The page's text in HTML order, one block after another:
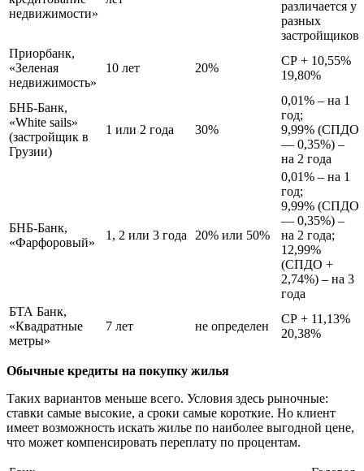
недвижимости»
различается у
разных
застройщиков
Приорбанк,
«Зеленая
недвижимость»
10 лет 20%
СР + 10,55%
19,80%
БНБ-Банк,
«White sails»
(застройщик в
Грузии)
1 или 2 года 30%
0,01% – на 1
год;
9,99% (СПДО
— 0,35%) –
на 2 года
БНБ-Банк,
«Фарфоровый»
1, 2 или 3 года 20% или 50%
0,01% – на 1
год;
9,99% (СПДО
— 0,35%) –
на 2 года;
12,99%
(СПДО +
2,74%) – на 3
года
БТА Банк,
«Квадратные
метры»
7 лет не определен
СР + 11,13%
20,38%
Обычные кредиты на покупку жилья
Таких вариантов меньше всего. Условия здесь рыночные:
ставки самые высокие, а сроки самые короткие. Но клиент
имеет возможность искать жилье по наиболее выгодной цене,
что может компенсировать переплату по процентам.